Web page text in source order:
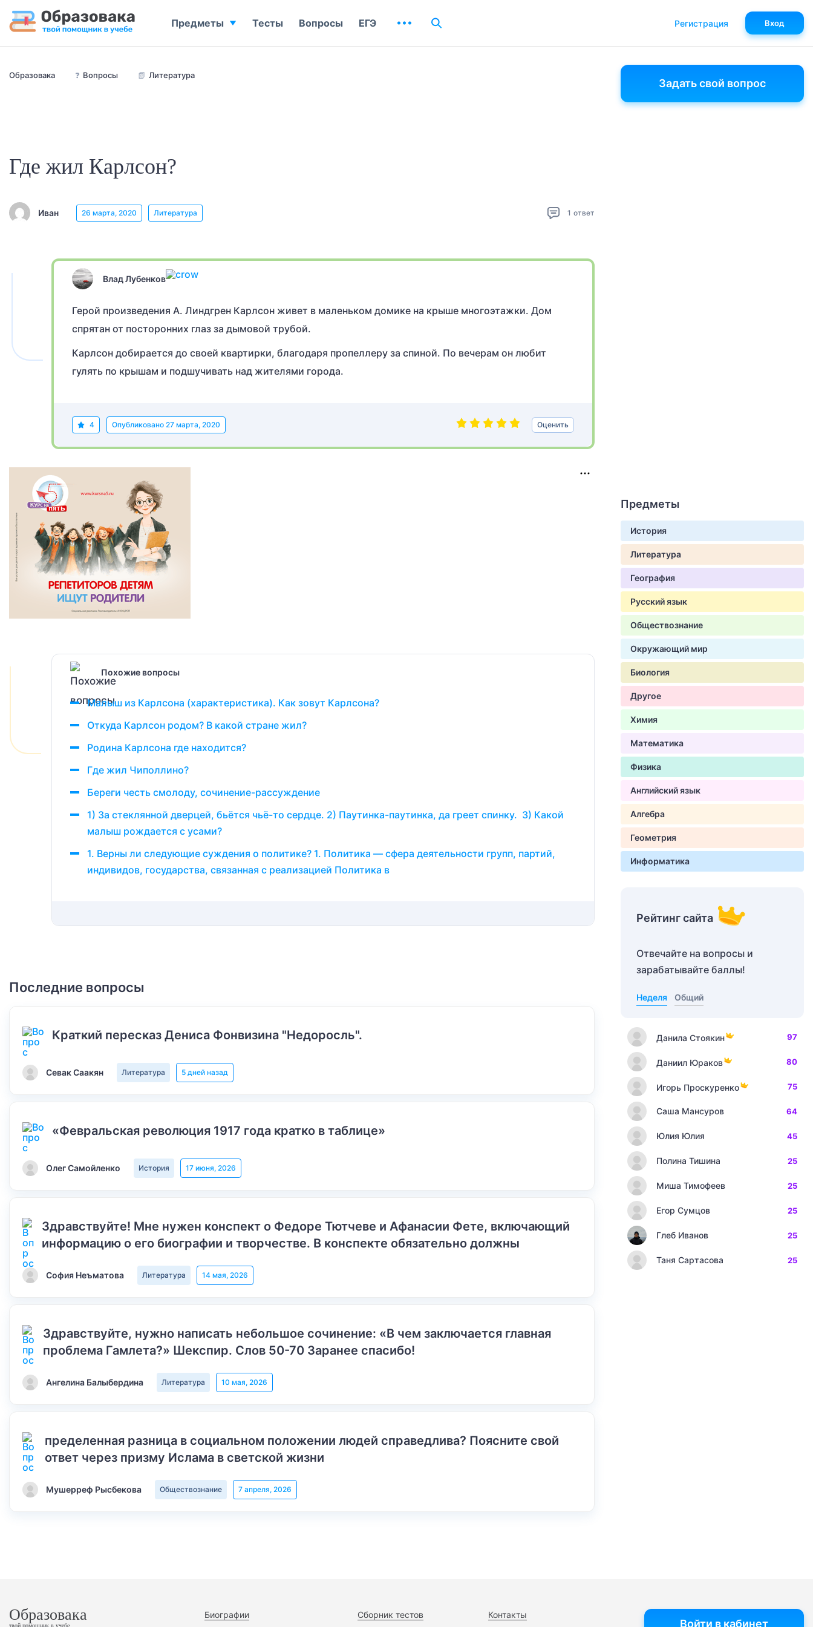
Образовака ❓ Вопросы 📗 Литература
Где жил Карлсон?
Иван 26 марта, 2020 Литература 1 ответ
Влад Лубенков
Герой произведения А. Линдгрен Карлсон живет в маленьком домике на крыше многоэтажки. Дом
спрятан от посторонних глаз за дымовой трубой.
Карлсон добирается до своей квартирки, благодаря пропеллеру за спиной. По вечерам он любит
гулять по крышам и подшучивать над жителями города.
4 Опубликовано 27 марта, 2020 Оценить
Похожие вопросы
Малыш из Карлсона (характеристика). Как зовут Карлсона?
Откуда Карлсон родом? В какой стране жил?
Родина Карлсона где находится?
Где жил Чиполлино?
Береги честь смолоду, сочинение-рассуждение
1) За стеклянной дверцей, бьётся чьё-то сердце. 2) Паутинка-паутинка, да греет спинку. 3) Какой
малыш рождается с усами?
1. Верны ли следующие суждения о политике? 1. Политика — сфера деятельности групп, партий,
индивидов, государства, связанная с реализацией Политика в
Последние вопросы
Краткий пересказ Дениса Фонвизина "Недоросль".
Севак Саакян Литература 5 дней назад
«Февральская революция 1917 года кратко в таблице»
Олег Самойленко История 17 июня, 2026
Здравствуйте! Мне нужен конспект о Федоре Тютчеве и Афанасии Фете, включающий
информацию о его биографии и творчестве. В конспекте обязательно должны
София Неъматова Литература 14 мая, 2026
Здравствуйте, нужно написать небольшое сочинение: «В чем заключается главная
проблема Гамлета?» Шекспир. Слов 50-70 Заранее спасибо!
Ангелина Балыбердина Литература 10 мая, 2026
пределенная разница в социальном положении людей справедлива? Поясните свой
ответ через призму Ислама в светской жизни
Мушерреф Рысбекова Обществознание 7 апреля, 2026
Задать свой вопрос
Предметы
История
Литература
География
Русский язык
Обществознание
Окружающий мир
Биология
Другое
Химия
Математика
Физика
Английский язык
Алгебра
Геометрия
Информатика
Рейтинг сайта
Отвечайте на вопросы и
зарабатывайте баллы!
Неделя Общий
Данила Стоякин 97
Даниил Юраков 80
Игорь Проскуренко 75
Саша Мансуров 64
Юлия Юлия 45
Полина Тишина 25
Миша Тимофеев 25
Егор Сумцов 25
Глеб Иванов 25
Таня Сартасова 25
Предметы Тесты Вопросы ЕГЭ Регистрация Вход
Образовака
твой помощник в учебе
Биографии Сборник тестов Контакты
Войти в кабинет